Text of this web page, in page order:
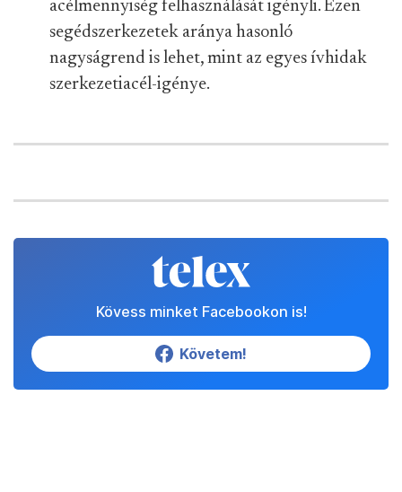
acélmennyiség felhasználását igényli. Ezen
segédszerkezetek aránya hasonló
nagyságrend is lehet, mint az egyes ívhidak
szerkezetiacél-igénye.
Kövess minket Facebookon is!
Követem!